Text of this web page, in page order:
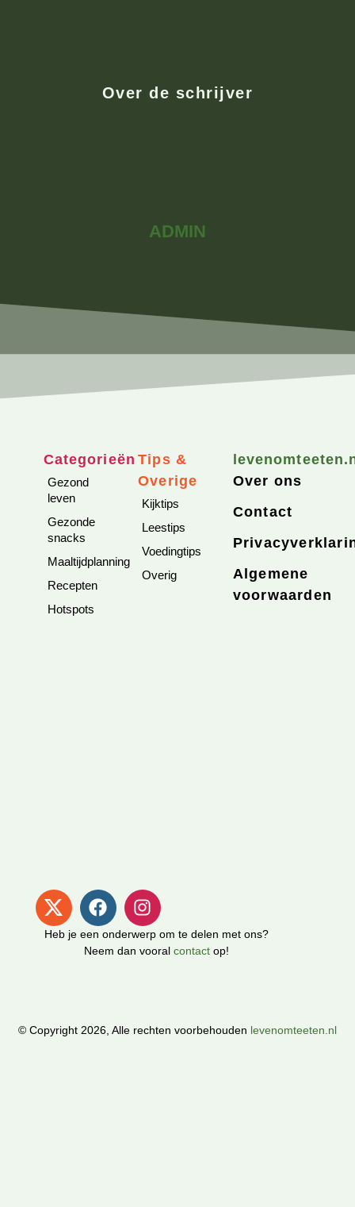
Over de schrijver
ADMIN
Heb je een onderwerp om te delen met ons?
Neem dan vooral contactop!
Categorieën
Gezond
leven
Gezonde
snacks
Maaltijdplanning
Recepten
Hotspots
Tips &
Overige
Kijktips
Leestips
Voedingtips
Overig
Over ons
Contact
Algemene
voorwaarden
© Copyright 2026, Alle rechten voorbehouden levenomteeten.nl